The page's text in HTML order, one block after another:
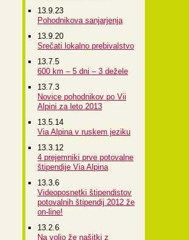
13.9.23
Pohodnikova sanjarjenja
13.9.20
Srečati lokalno prebivalstvo
13.7.5
600 km – 5 dni – 3 dežele
13.7.3
Novice pohodnikov po Vii
Alpini za leto 2013
13.5.14
Via Alpina v ruskem jeziku
13.3.12
4 prejemniki prve potovalne
štipendije Via Alpina
13.3.6
Videoposnetki štipendistov
potovalnih štipendij 2012 že
on-line!
13.2.6
Na voljo že našitki z